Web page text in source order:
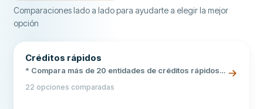
Comparaciones lado a lado para ayudarte a elegir la mejor
opción
Créditos rápidos
* Compara más de 20 entidades de créditos rápidos *
desde 50 € hasta 6.000 €
22 opciones comparadas